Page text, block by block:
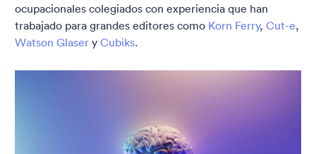
ocupacionales colegiados con experiencia que han
trabajado para grandes editores como Korn Ferry, Cut-e,
Watson Glaser y Cubiks.